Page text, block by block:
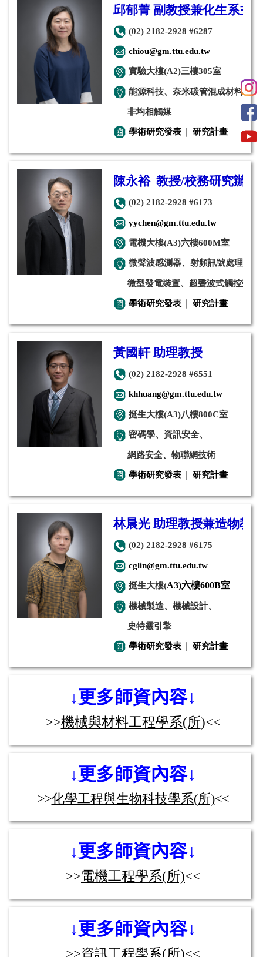
邱郁菁 副教授兼化生系主
(02) 2182-2928 #6287
chiou@gm.ttu.edu.tw
實驗大樓(A2)三樓305室
能源科技、奈米碳管混成材料、
非均相觸媒
學術研究發表 ｜ 研究計畫
陳永裕 教授/校務研究辦公
(02) 2182-2928 #6173
yychen@gm.ttu.edu.tw
電機大樓(A3)六樓600M室
微聲波感測器、射頻訊號處理元件
微型發電裝置、超聲波式觸控螢幕
學術研究發表 ｜ 研究計畫
黃國軒 助理教授
(02) 2182-2928 #6551
khhuang@gm.ttu.edu.tw
挺生大樓(A3)八樓800C室
密碼學、資訊安全、
網路安全、物聯網技術
學術研究發表 ｜ 研究計畫
林晨光 助理教授兼造物教
(02) 2182-2928 #6175
cglin@gm.ttu.edu.tw
挺生大樓(A3)六樓600B室
機械製造、機械設計、
史特靈引擎
學術研究發表 ｜ 研究計畫
↓更多師資內容↓
>>機械與材料工程學系(所)<<
↓更多師資內容↓
>>化學工程與生物科技學系(所)<<
↓更多師資內容↓
>>電機工程學系(所)<<
↓更多師資內容↓
>>資訊工程學系(所)<<